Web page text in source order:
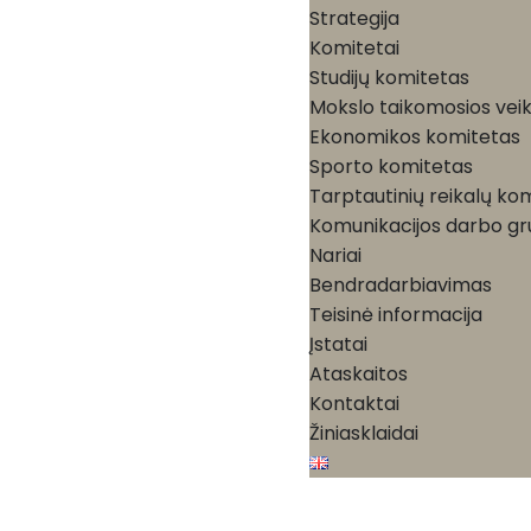
Strategija
Komitetai
Studijų komitetas
Mokslo taikomosios
Ekonomikos komitetas
Sporto komitetas
Tarptautinių reikalų
Komunikacijos darbo
Nariai
Bendradarbiavimas
Teisinė informacija
Įstatai
Ataskaitos
Kontaktai
Žiniasklaidai